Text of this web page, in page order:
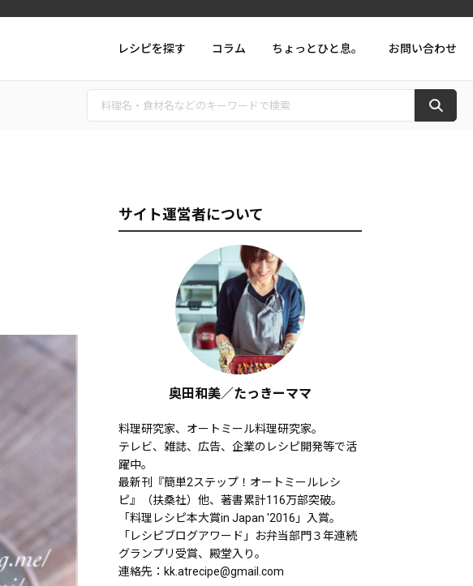
レシピを探す コラム ちょっとひと息。 お問い合わせ
サイト運営者について
奥田和美／たっきーママ
料理研究家、オートミール料理研究家。
テレビ、雑誌、広告、企業のレシピ開発等で活
躍中。
最新刊『簡単2ステップ！オートミールレシ
ピ』（扶桑社）他、著書累計116万部突破。
「料理レシピ本大賞in Japan '2016」入賞。
「レシピブログアワード」お弁当部門３年連続
グランプリ受賞、殿堂入り。
連絡先： kk.atrecipe@gmail.com